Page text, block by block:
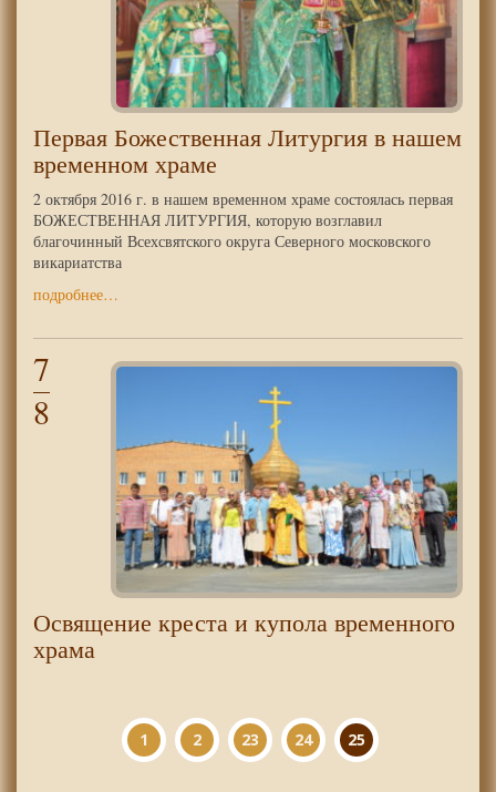
Первая Божественная Литургия в нашем
временном храме
2 октября 2016 г. в нашем временном храме состоялась первая
БОЖЕСТВЕННАЯ ЛИТУРГИЯ, которую возглавил
благочинный Всехсвятского округа Северного московского
викариатства
подробнее…
7
8
Освящение креста и купола временного
храма
1 2 23 24 25